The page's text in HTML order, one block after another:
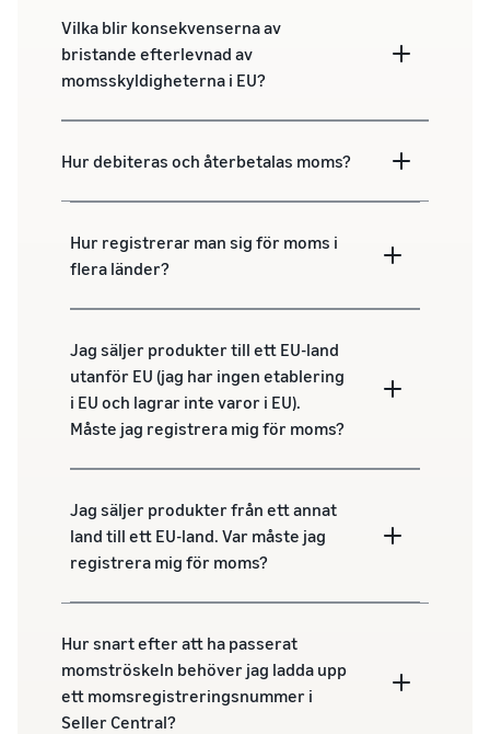
Vilka blir konsekvenserna av
bristande efterlevnad av
momsskyldigheterna i EU?
Hur debiteras och återbetalas moms?
Hur registrerar man sig för moms i
flera länder?
Jag säljer produkter till ett EU-land
utanför EU (jag har ingen etablering
i EU och lagrar inte varor i EU).
Måste jag registrera mig för moms?
Jag säljer produkter från ett annat
land till ett EU-land. Var måste jag
registrera mig för moms?
Hur snart efter att ha passerat
momströskeln behöver jag ladda upp
ett momsregistreringsnummer i
Seller Central?